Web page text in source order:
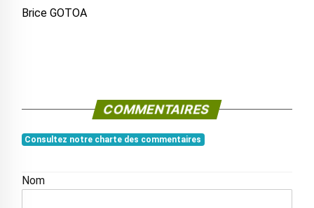
Brice GOTOA
COMMENTAIRES
Consultez notre charte des commentaires
Nom